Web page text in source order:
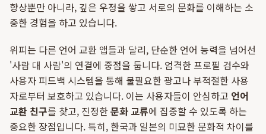
향상뿐만 아니라, 깊은 우정을 쌓고 서로의 문화를 이해하는 소
중한 경험을 하고 있습니다.
위피는 다른 언어 교환 앱들과 달리, 단순한 언어 능력을 넘어선
'사람 대 사람'의 연결에 중점을 둡니다. 엄격한 프로필 검수와
사용자 피드백 시스템을 통해 불필요한 광고나 부적절한 사용
자로부터 보호하고 있습니다. 이는 사용자들이 안심하고 언어
교환 친구를 찾고, 진정한문화 교류에 집중할 수 있도록 하는
중요한 장점입니다. 특히, 한국과 일본의 미묘한 문화적 차이를